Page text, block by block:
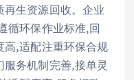
生资源回收。企业
循环保作业标准,回
高,适配注重环保合规
务机制完善,接单灵